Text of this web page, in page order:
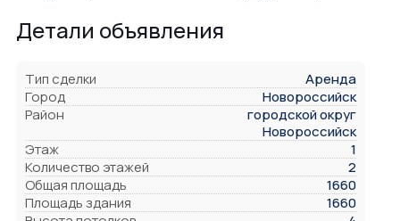
Детали объявления
Тип сделки
Аренда
Город
Новороссийск
Район
городской округ
Новороссийск
Этаж
1
Количество этажей
2
Общая площадь
1660
Площадь здания
1660